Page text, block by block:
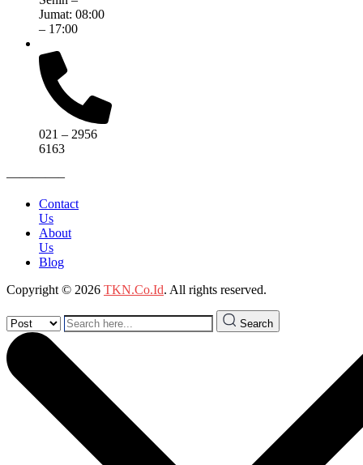
Jumat: 08:00
– 17:00
021 – 2956
6163
————–
Contact
Us
About
Us
Blog
Copyright © 2026 TKN.Co.Id. All rights reserved.
Search